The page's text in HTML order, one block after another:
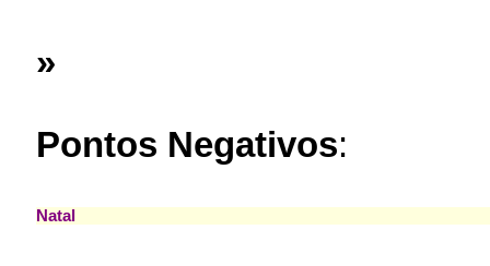
»
Pontos Negativos:
Natal